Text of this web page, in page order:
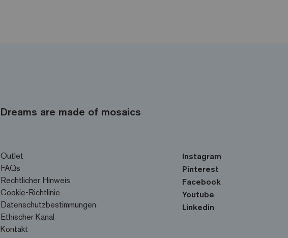
Dreams are made of mosaics
Outlet
FAQs
Rechtlicher Hinweis
Cookie-Richtlinie
Datenschutzbestimmungen
Ethischer Kanal
Kontakt
Instagram
Pinterest
Facebook
Youtube
Linkedin